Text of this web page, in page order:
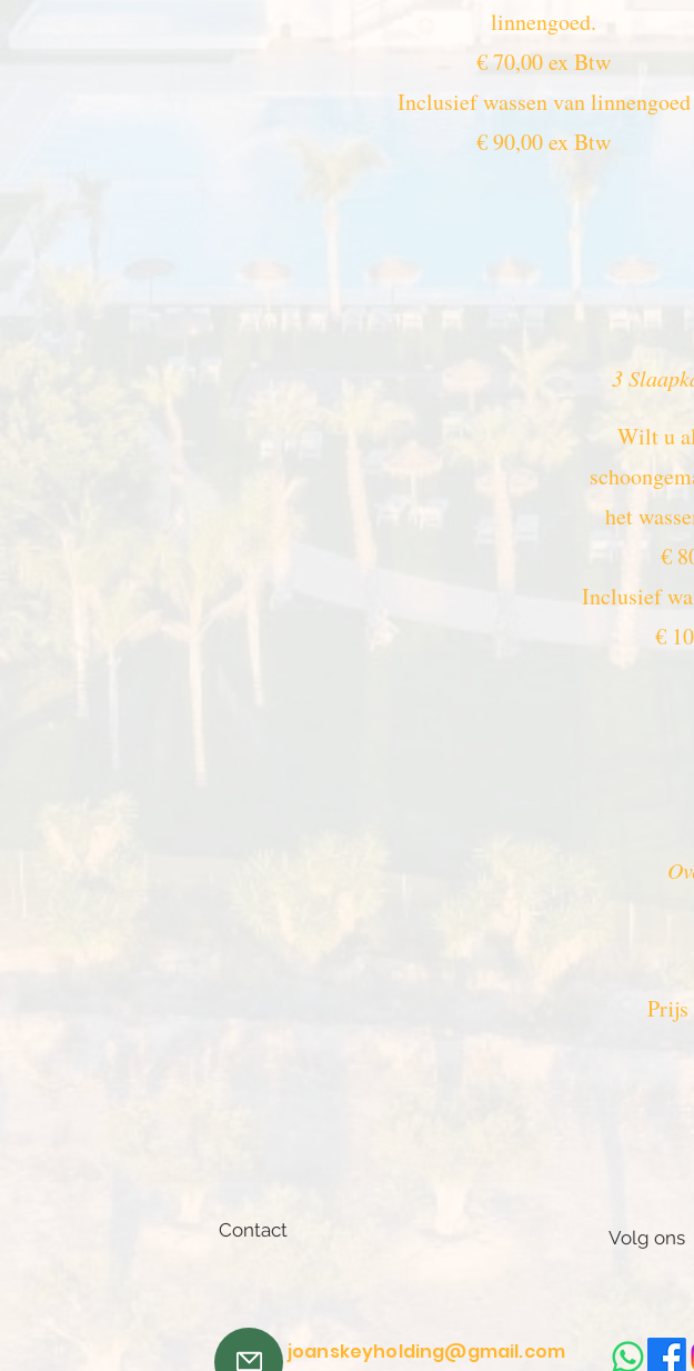
linnengoed.
€ 70,00 ex Btw
Inclusief wassen van linnengoed
€ 90,00 ex Btw
3
Wilt u
het
€
Inclusief
€
Prijs
Contact Volg ons
joanskeyholding@gmail.com